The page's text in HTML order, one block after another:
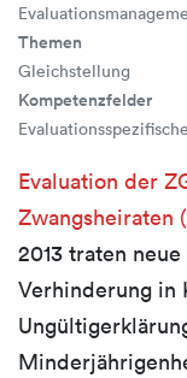
Themen
Gleichstellung
Kompetenzfelder
Evaluation der
Zwangsheiraten
2013 traten
Verhinderung in